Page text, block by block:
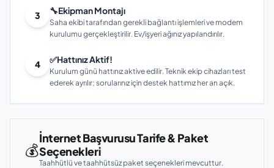
3 🔧Ekipman Montajı
Saha ekibi tarafından gerekli bağlantı işlemleri ve modem
kurulumu gerçekleştirilir. Ev/işyeri ağınız yapılandırılır.
4 ✅Hattınız Aktif!
Kurulum günü hattınız aktive edilir. Teknik ekip cihazları test
ederek ayrılır; sorularınız için destek hattımız her an açık.
💰
İnternet Başvurusu Tarife & Paket
Seçenekleri
Taahhütlü ve taahhütsüz paket seçenekleri mevcuttur.